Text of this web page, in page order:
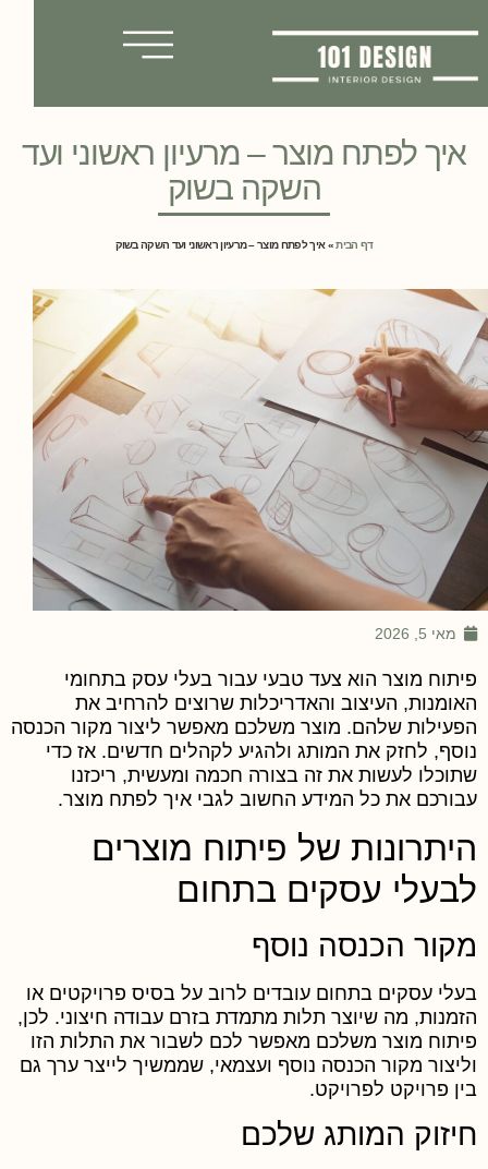
איך לפתח מוצר – מרעיון ראשוני ועד
השקה בשוק
דף הבית»איך לפתח מוצר – מרעיון ראשוני ועד השקה בשוק
מאי 5, 2026
מוצר הוא צעד טבעי עבור בעלי עסק בתחומי
העיצוב והאדריכלות שרוצים להרחיב את
שלהם. מוצר משלכם מאפשר ליצור מקור הכנסה
לחזק את המותג ולהגיע לקהלים חדשים. אז כדי
לעשות את זה בצורה חכמה ומעשית, ריכזנו
את כל המידע החשוב לגבי איך לפתח מוצר.
של פיתוח מוצרים
עסקים בתחום
הכנסה נוסף
עסקים בתחום עובדים לרוב על בסיס פרויקטים או
מה שיוצר תלות מתמדת בזרם עבודה חיצוני. לכן,
מוצר משלכם מאפשר לכם לשבור את התלות הזו
מקור הכנסה נוסף ועצמאי, שממשיך לייצר ערך גם
פרויקט לפרויקט.
המותג שלכם